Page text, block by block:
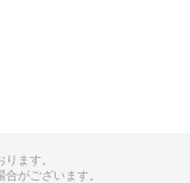
ます。
がございます。